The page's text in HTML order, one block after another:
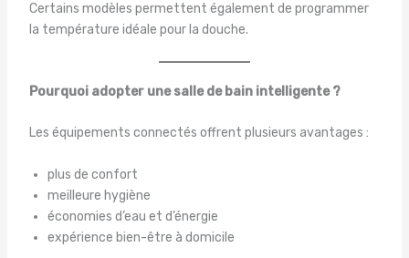
Certains modèles permettent également de programmer
la température idéale pour la douche.
Pourquoi adopter une salle de bain intelligente ?
Les équipements connectés offrent plusieurs avantages :
plus de confort
meilleure hygiène
économies d’eau et d’énergie
expérience bien-être à domicile